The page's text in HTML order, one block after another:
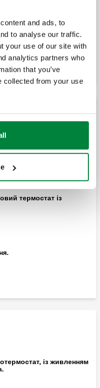
and ads, to
to analyse our traffic.
your use of our site with
analytics partners who
that you’ve
collected from your use
6 мм.
із перемикачем для
16 (2,5) А, 250 В.
термостат із
із живленням